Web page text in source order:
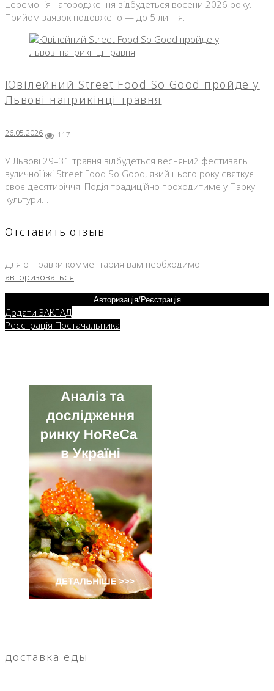
церемонія нагородження відбудеться восени 2026 року.
Прийом заявок подовжено — до 5 липня.
Ювілейний Street Food So Good пройде у
Львові наприкінці травня
26.05.2026 117
У Львові 29–31 травня відбудеться весняний фестиваль
вуличної їжі Street Food So Good, який цього року святкує
своє десятиріччя. Подія традиційно проходитиме у Парку
культури…
Отставить отзыв
Для отправки комментария вам необходимо
авторизоваться.
Авторизація/Реєстрація
Додати ЗАКЛАД
Реєстрація Постачальника
доставка еды